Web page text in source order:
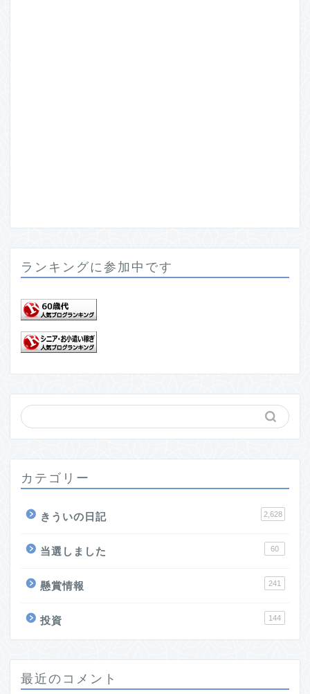
ランキングに参加中です
カテゴリー
きういの日記 2,628
当選しました 60
懸賞情報 241
投資 144
最近のコメント